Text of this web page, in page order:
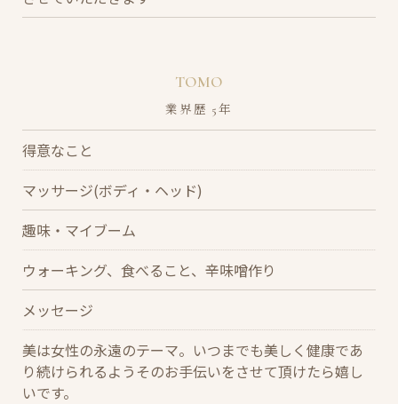
TOMO
業界歴 5年
得意なこと
マッサージ(ボディ・ヘッド)
趣味・マイブーム
ウォーキング、食べること、辛味噌作り
メッセージ
美は女性の永遠のテーマ。いつまでも美しく健康であ
り続けられるようそのお手伝いをさせて頂けたら嬉し
いです。